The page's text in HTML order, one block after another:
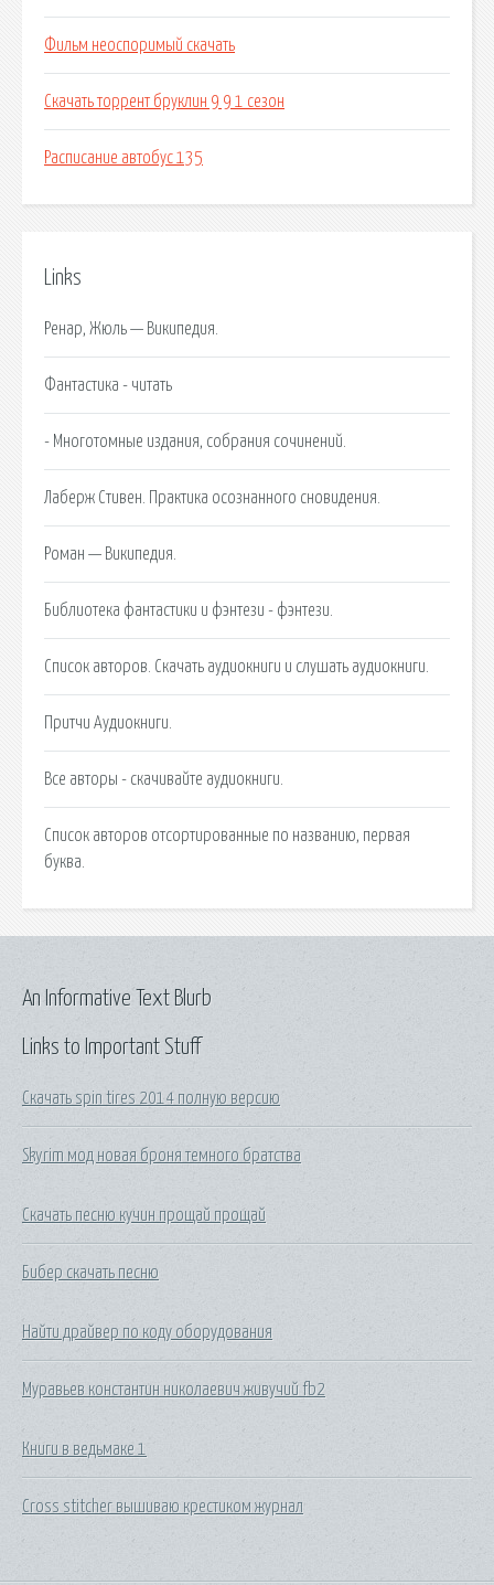
Фильм неоспоримый скачать
Скачать торрент бруклин 9 9 1 сезон
Расписание автобус 135
Links
Ренар, Жюль — Википедия.
Фантастика - читать
- Многотомные издания, собрания сочинений.
Лаберж Стивен. Практика осознанного сновидения.
Роман — Википедия.
Библиотека фантастики и фэнтези - фэнтези.
Список авторов. Скачать аудиокниги и слушать аудиокниги.
Притчи Аудиокниги.
Все авторы - скачивайте аудиокниги.
Список авторов отсортированные по названию, первая
буква.
Links to Important Stuff
Скачать spin tires 2014 полную версию
Skyrim мод новая броня темного братства
Скачать песню кучин прощай прощай
Бибер скачать песню
Найти драйвер по коду оборудования
Муравьев константин николаевич живучий fb2
Книги в ведьмаке 1
Cross stitcher вышиваю крестиком журнал
An Informative Text Blurb